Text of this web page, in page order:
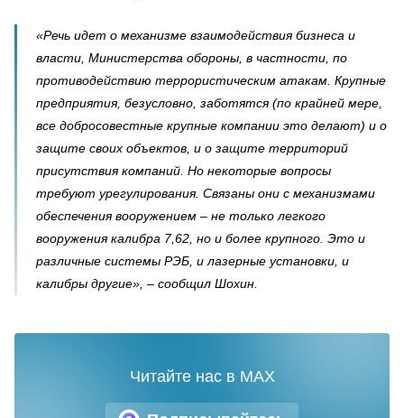
«Речь идет о механизме взаимодействия бизнеса и
власти, Министерства обороны, в частности, по
противодействию террористическим атакам. Крупные
предприятия, безусловно, заботятся (по крайней мере,
все добросовестные крупные компании это делают) и о
защите своих объектов, и о защите территорий
присутствия компаний. Но некоторые вопросы
требуют урегулирования. Связаны они с механизмами
обеспечения вооружением – не только легкого
вооружения калибра 7,62, но и более крупного. Это и
различные системы РЭБ, и лазерные установки, и
калибры другие», – сообщил Шохин.
Читайте нас в MAX